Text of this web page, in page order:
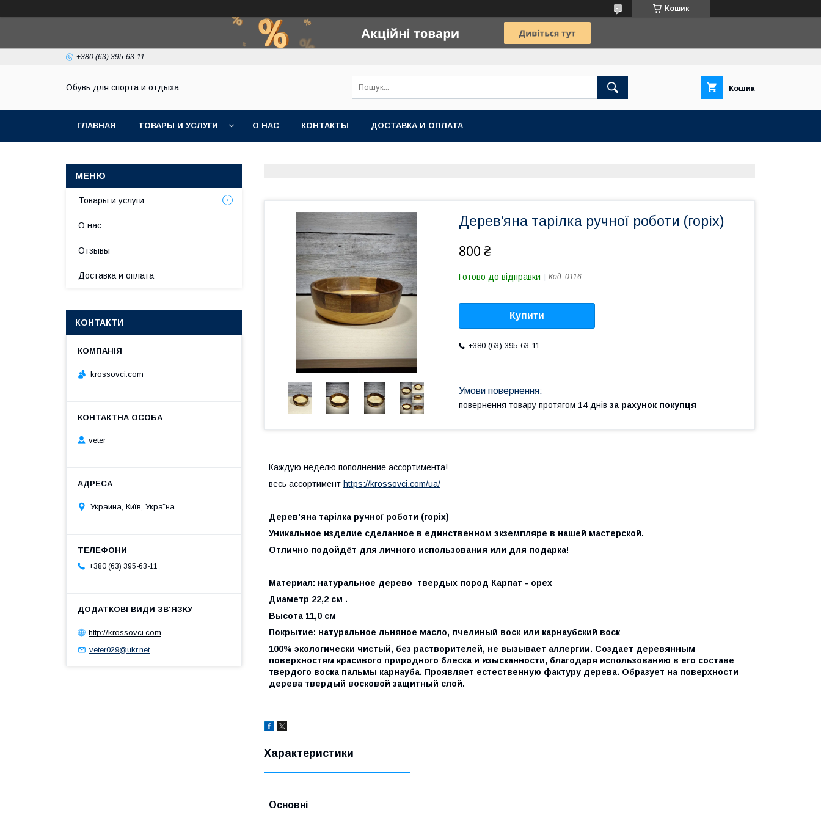
Кошик
+380 (63) 395-63-11
Обувь для спорта и отдыха Кошик
ГЛАВНАЯ ТОВАРЫ И УСЛУГИ О НАС КОНТАКТЫ ДОСТАВКА И ОПЛАТА
Дерев'яна тарілка ручної роботи (горіх)
800 ₴
Готово до відправки Код: 0116
Купити
+380 (63) 395-63-11
повернення товару протягом 14 днів за рахунок покупця
Каждую неделю пополнение ассортимента!
весь ассортимент https://krossovci.com/ua/
Дерев'яна тарілка ручної роботи (горіх)
Уникальное изделие сделанное в единственном экземпляре в нашей мастерской.
Отлично подойдёт для личного использования или для подарка!
Материал: натуральное дерево твердых пород Карпат - орех
Диаметр 22,2 см .
Высота 11,0 см
Покрытие: натуральное льняное масло, пчелиный воск или карнаубский воск
100% экологически чистый, без растворителей, не вызывает аллергии. Создает деревянным
поверхностям красивого природного блеска и изысканности, благодаря использованию в его составе
твердого воска пальмы карнауба. Проявляет естественную фактуру дерева. Образует на поверхности
дерева твердый восковой защитный слой.
Характеристики
Основні
Товары и услуги
О нас
Отзывы
Доставка и оплата
КОНТАКТИ
krossovci.com
veter
Украина, Київ, Україна
+380 (63) 395-63-11
http://krossovci.com
veter029@ukr.net